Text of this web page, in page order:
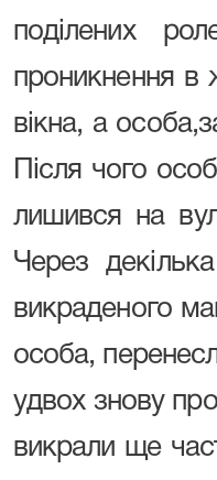
поділених
проникнення в
вікна, а
Після чого
лишився на
Через
викраденого
особа,
удвох знову
викрали ще